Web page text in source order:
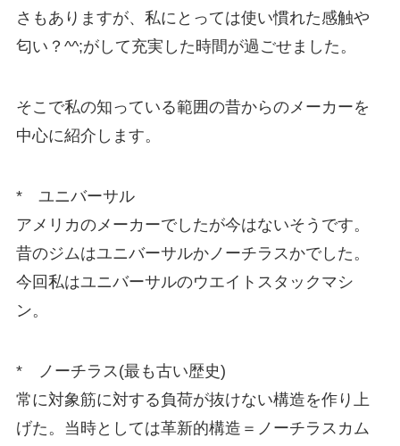
さもありますが、私にとっては使い慣れた感触や
匂い？^^;がして充実した時間が過ごせました。
そこで私の知っている範囲の昔からのメーカーを
中心に紹介します。
* ユニバーサル
アメリカのメーカーでしたが今はないそうです。
昔のジムはユニバーサルかノーチラスかでした。
今回私はユニバーサルのウエイトスタックマシ
ン。
* ノーチラス(最も古い歴史)
常に対象筋に対する負荷が抜けない構造を作り上
げた。当時としては革新的構造＝ノーチラスカム